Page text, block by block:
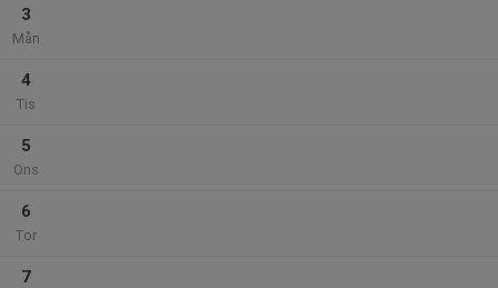
3
Mån
4
Tis
5
Ons
6
Tor
7